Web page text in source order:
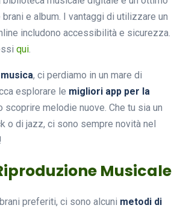
e album. I vantaggi di utilizzare un
includono accessibilità e sicurezza.
qui.
musica, ci perdiamo in un mare di
esplorare le migliori app per la
scoprire melodie nuove. Che tu sia un
o di jazz, ci sono sempre novità nel
Musicale
preferiti, ci sono alcuni metodi di